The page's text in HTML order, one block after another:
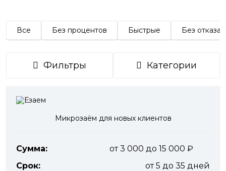
Все Без процентов Быстрые Без отказа
Фильтры Категории
Микрозаём для новых клиентов
Сумма:
от 3 000 до 15 000
Срок:
от 5 до 35 дней